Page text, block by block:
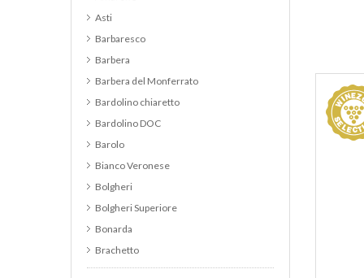
Asti
Barbaresco
Barbera
Barbera del Monferrato
Bardolino chiaretto
Bardolino DOC
Barolo
Bianco Veronese
Bolgheri
Bolgheri Superiore
Bonarda
Brachetto
Brunello di Montalcino